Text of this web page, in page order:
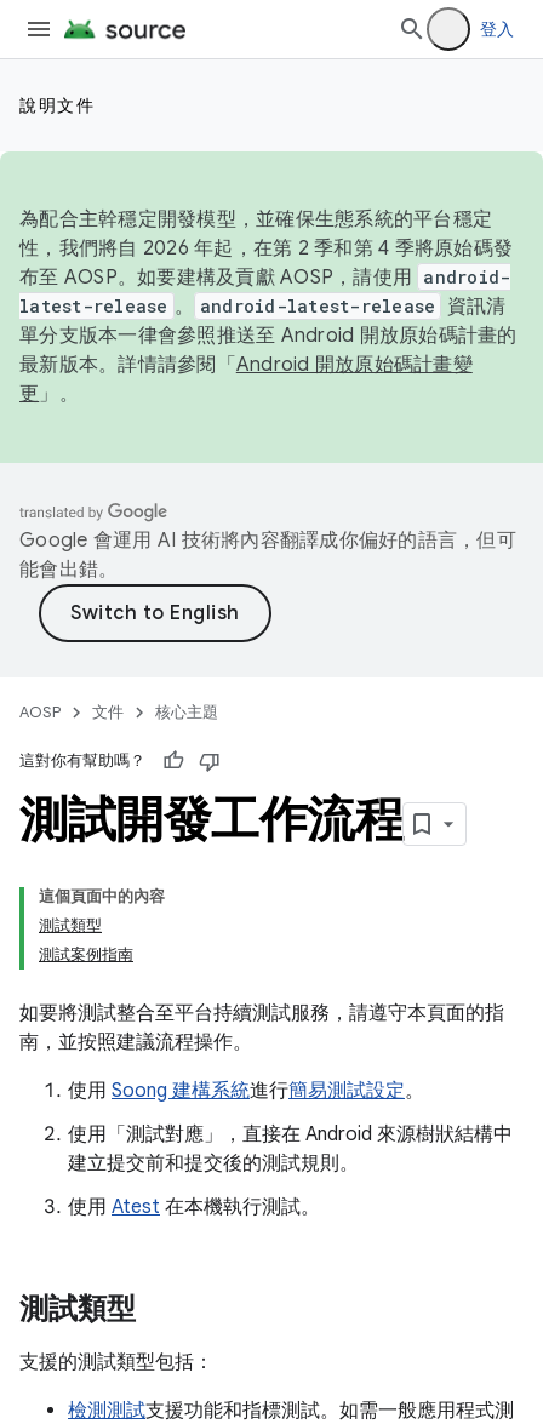
登入
說明文件
為配合主幹穩定開發模型，並確保生態系統的平台穩定
性，我們將自 2026 年起，在第 2 季和第 4 季將原始碼發
布至 AOSP。如要建構及貢獻 AOSP，請使用 android-
latest-release 。 android-latest-release
資訊清
單分支版本一律會參照推送至 Android 開放原始碼計畫的
最新版本。詳情請參閱「 Android 開放原始碼計畫變
更 」。
Google 會運用 AI 技術將內容翻譯成你偏好的語言，但可
能會出錯。
AOSP 文件 核心主題
這對你有幫助嗎？
測試開發工作流程
這個頁面中的內容
測試類型
測試案例指南
如要將測試整合至平台持續測試服務，請遵守本頁面的指
南，並按照建議流程操作。
使用 Soong 建構系統進行簡易測試設定。
使用「測試對應」
，直接在 Android 來源樹狀結構中
建立提交前和提交後的測試規則。
使用 Atest 在本機執行測試。
測試類型
支援的測試類型包括：
檢測測試支援功能和指標測試。如需一般應用程式測